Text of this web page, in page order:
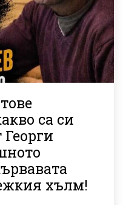
са си
хълм!